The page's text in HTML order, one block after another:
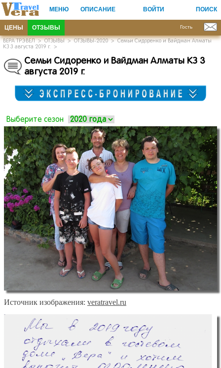
МЕНЮ ОПИСАНИЕ ВОЙТИ ПОИСК
ЦЕНЫ ОТЗЫВЫ Гость
ВЕРА ТРЭВЕЛ>ОТЗЫВЫ>ОТЗЫВЫ-2020>Семьи Сидоренко и Вайдман Алматы
КЗ 3 августа 2019 г. >
Семьи Сидоренко и Вайдман Алматы КЗ 3
августа 2019 г.
Выберите сезон
Источник изображения: veratravel.ru